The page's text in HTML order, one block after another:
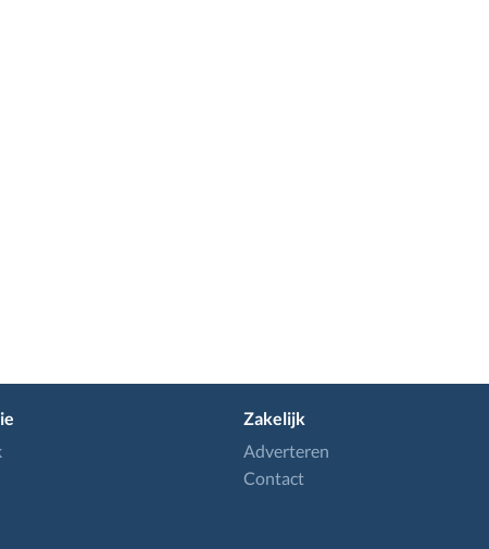
Zakelijk
Adverteren
Contact